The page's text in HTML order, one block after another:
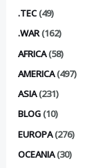
.TEC(49)
.WAR(162)
AFRICA(58)
AMERICA(497)
ASIA(231)
BLOG(10)
EUROPA(276)
OCEANIA(30)